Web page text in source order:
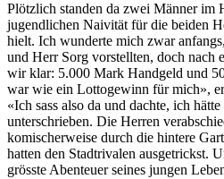
Plötzlich standen da zwei Männer im
jugendlichen Naivität für die beiden
hielt. Ich wunderte mich zwar
und Herr Sorg vorstellten, doch nach
wir klar: 5.000 Mark Handgeld und
war wie ein Lottogewinn für mich»,
«Ich sass also da und dachte, ich
unterschrieben. Die Herren
komischerweise durch die hintere
hatten den Stadtrivalen ausgetrickst.
grösste Abenteuer seines jungen